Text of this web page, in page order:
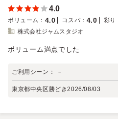
4.0
ボリューム ： 4.0 コスパ ： 4.0 彩り
株式会社ジャムスタジオ
ボリューム満点でした
ご利用シーン： －
東京都中央区勝どき2026/08/03